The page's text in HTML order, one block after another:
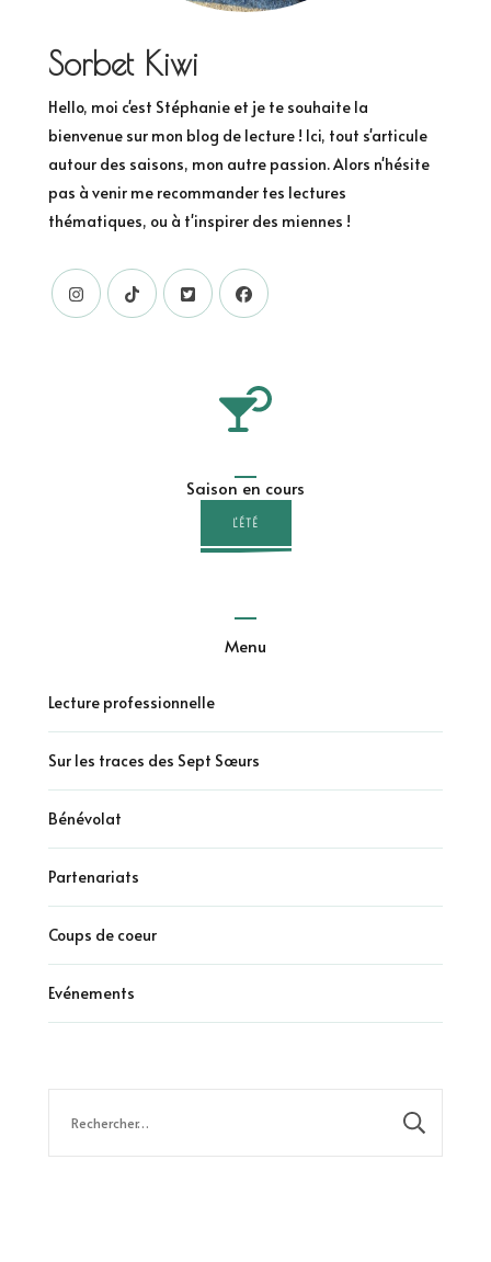
Sorbet Kiwi
Hello, moi c'est Stéphanie et je te souhaite la
bienvenue sur mon blog de lecture ! Ici, tout s'articule
autour des saisons, mon autre passion. Alors n'hésite
pas à venir me recommander tes lectures
thématiques, ou à t'inspirer des miennes !
Saison en cours
L'ÉTÉ
Menu
Lecture professionnelle
Sur les traces des Sept Sœurs
Bénévolat
Partenariats
Coups de coeur
Evénements